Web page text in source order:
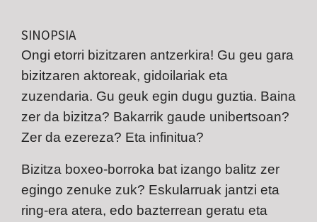
SINOPSIA
Ongi etorri bizitzaren antzerkira! Gu geu gara
bizitzaren aktoreak, gidoilariak eta
zuzendaria. Gu geuk egin dugu guztia. Baina
zer da bizitza? Bakarrik gaude unibertsoan?
Zer da ezereza? Eta infinitua?
Bizitza boxeo-borroka bat izango balitz zer
egingo zenuke zuk? Eskularruak jantzi eta
ring-era atera, edo bazterrean geratu eta